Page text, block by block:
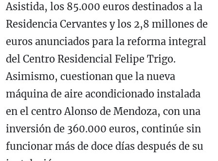
Asistida, los 85.000 euros destinados a la
Residencia Cervantes y los 2,8 millones de
euros anunciados para la reforma integral
del Centro Residencial Felipe Trigo.
Asimismo, cuestionan que la nueva
máquina de aire acondicionado instalada
en el centro Alonso de Mendoza, con una
inversión de 360.000 euros, continúe sin
funcionar más de doce días después de su